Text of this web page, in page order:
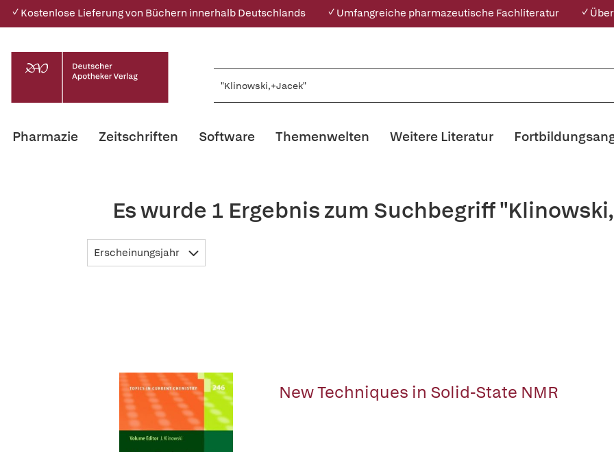
✓ Kostenlose Lieferung von Büchern innerhalb Deutschlands ✓ Umfangreiche pharmazeutische Fachliteratur ✓
Pharmazie Zeitschriften Software Themenwelten Weitere Literatur
Es wurde 1 Ergebnis zum Suchbegriff
Erscheinungsjahr
New Techniques in Solid-State NMR